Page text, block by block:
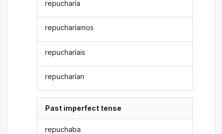
repucharía
repucharíamos
repucharíais
repucharían
Past imperfect tense
repuchaba